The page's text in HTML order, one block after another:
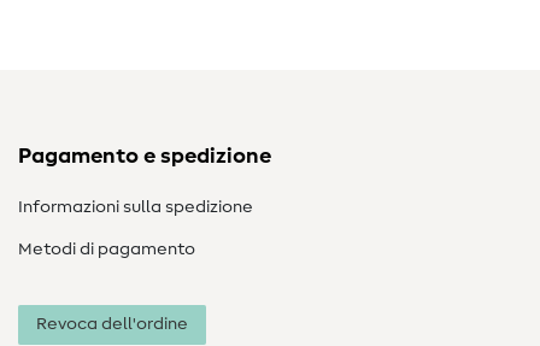
Pagamento e spedizione
Informazioni sulla spedizione
Metodi di pagamento
Revoca dell'ordine